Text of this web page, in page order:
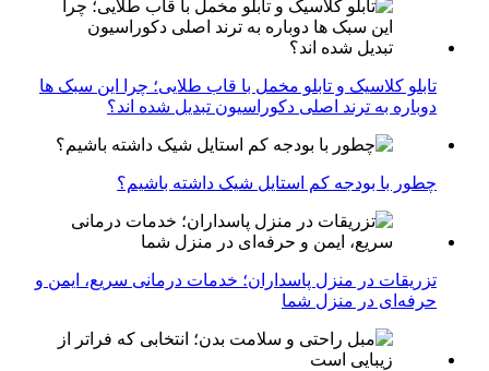
تابلو کلاسیک و تابلو مخمل با قاب طلایی؛ چرا این سبک ها
دوباره به ترند اصلی دکوراسیون تبدیل شده اند؟
چطور با بودجه کم استایل شیک داشته باشیم؟
تزریقات در منزل پاسداران؛ خدمات درمانی سریع، ایمن و
حرفه‌ای در منزل شما